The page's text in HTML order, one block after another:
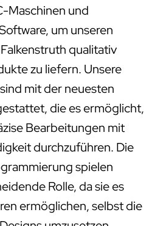
Maschinen und
um unseren
qualitativ
zu liefern. Unsere
mit der neuesten
die es ermöglicht,
Bearbeitungen mit
durchzuführen. Die
spielen
Rolle, da sie es
ermöglichen, selbst die